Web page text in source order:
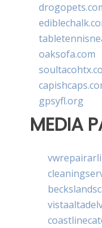
oaksofa.com
gpsyfl.org
MEDIA